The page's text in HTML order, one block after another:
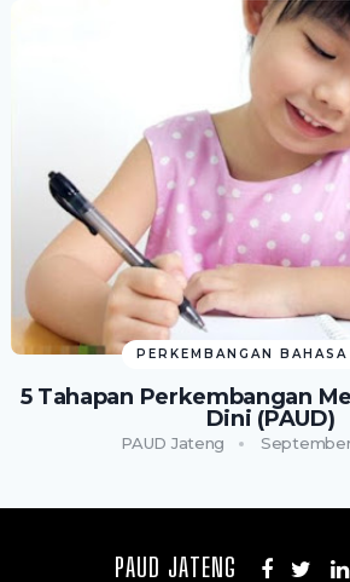
PERKEMBANGAN
5 Tahapan Perkembangan
Dini (PAUD)
PAUD Jateng
PAUD JATENG